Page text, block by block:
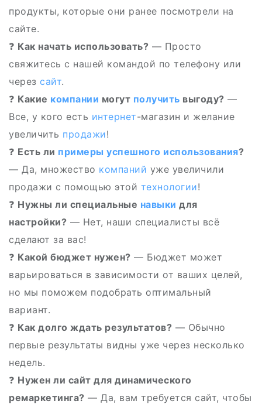
продукты, которые они ранее посмотрели на
сайте.
❓ Как начать использовать? — Просто
свяжитесь с нашей командой по телефону или
через сайт.
❓ Какие компании могут получить выгоду? —
Все, у кого есть интернет-магазин и желание
увеличить продажи!
❓ Есть ли примеры успешного использования?
— Да, множество компаний уже увеличили
продажи с помощью этой технологии!
❓ Нужны ли специальные навыки для
настройки? — Нет, наши специалисты всё
сделают за вас!
❓ Какой бюджет нужен? — Бюджет может
варьироваться в зависимости от ваших целей,
но мы поможем подобрать оптимальный
вариант.
❓ Как долго ждать результатов? — Обычно
первые результаты видны уже через несколько
недель.
❓ Нужен ли сайт для динамического
ремаркетинга? — Да, вам требуется сайт, чтобы